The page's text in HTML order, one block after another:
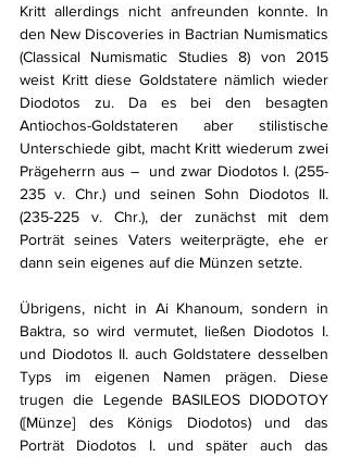
Kritt allerdings nicht anfreunden konnte. In
den New Discoveries in Bactrian Numismatics
(Classical Numismatic Studies 8) von 2015
weist Kritt diese Goldstatere nämlich wieder
Diodotos zu. Da es bei den besagten
Antiochos-Goldstateren aber stilistische
Unterschiede gibt, macht Kritt wiederum zwei
Prägeherrn aus –  und zwar Diodotos I. (255-
235 v. Chr.) und seinen Sohn Diodotos II.
(235-225 v. Chr.), der zunächst mit dem
Porträt seines Vaters weiterprägte, ehe er
dann sein eigenes auf die Münzen setzte.
Übrigens, nicht in Ai Khanoum, sondern in
Baktra, so wird vermutet, ließen Diodotos I.
und Diodotos II. auch Goldstatere desselben
Typs im eigenen Namen prägen. Diese
trugen die Legende BASILEOS DIODOTOY
([Münze] des Königs Diodotos) und das
Porträt Diodotos I. und später auch das